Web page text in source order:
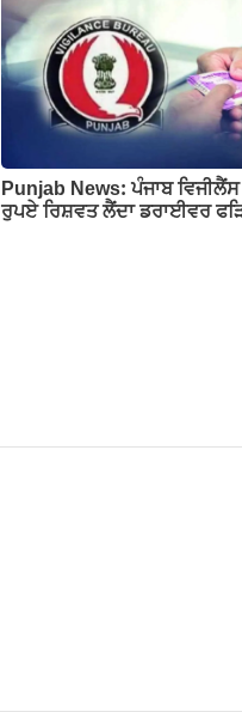
Punjab News: ਪੰਜਾਬ
ਰੁਪਏ ਰਿਸ਼ਵਤ ਲੈਂਦਾ ਡਰਾਈਵਰ